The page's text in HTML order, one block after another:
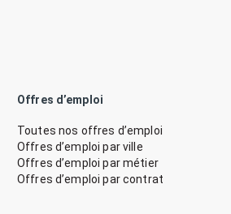
Offres d’emploi
Toutes nos offres d’emploi
Offres d’emploi par ville
Offres d’emploi par métier
Offres d’emploi par contrat